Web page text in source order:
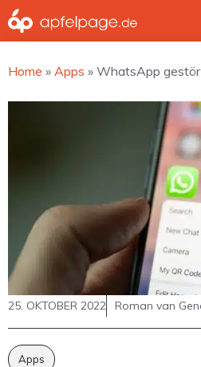
Zum
Inhalt
Home » Apps » WhatsApp
25. OKTOBER 2022 Roman van
Apps